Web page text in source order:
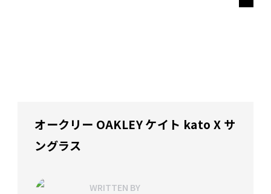
オークリー OAKLEY ケイト kato X サ
ングラス
WRITTEN BY